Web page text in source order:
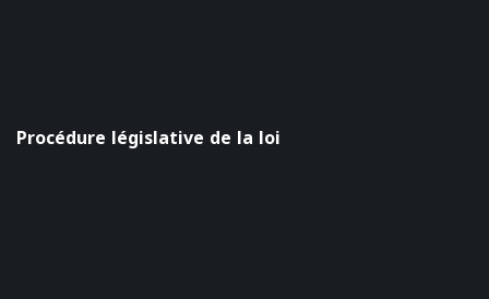
Procédure législative de la loi